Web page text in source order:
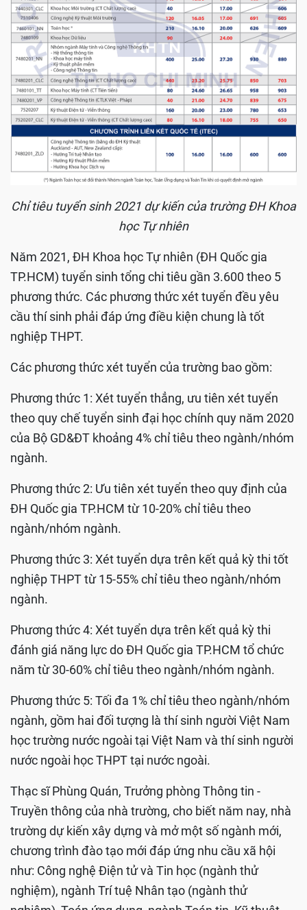
Chỉ tiêu tuyển sinh 2021 dự kiến của trường ĐH Khoa
học Tự nhiên
Năm 2021, ĐH Khoa học Tự nhiên (ĐH Quốc gia
TP.HCM) tuyển sinh tổng chi tiêu gần 3.600 theo 5
phương thức. Các phương thức xét tuyển đều yêu
cầu thí sinh phải đáp ứng điều kiện chung là tốt
nghiệp THPT.
Các phương thức xét tuyển của trường bao gồm:
Phương thức 1: Xét tuyển thẳng, ưu tiên xét tuyển
theo quy chế tuyển sinh đại học chính quy năm 2020
của Bộ GD&ĐT khoảng 4% chỉ tiêu theo ngành/nhóm
ngành.
Phương thức 2: Ưu tiên xét tuyển theo quy định của
ĐH Quốc gia TP.HCM từ 10-20% chỉ tiêu theo
ngành/nhóm ngành.
Phương thức 3: Xét tuyển dựa trên kết quả kỳ thi tốt
nghiệp THPT từ 15-55% chỉ tiêu theo ngành/nhóm
ngành.
Phương thức 4: Xét tuyển dựa trên kết quả kỳ thi
đánh giá năng lực do ĐH Quốc gia TP.HCM tổ chức
năm từ 30-60% chỉ tiêu theo ngành/nhóm ngành.
Phương thức 5: Tối đa 1% chỉ tiêu theo ngành/nhóm
ngành, gồm hai đối tượng là thí sinh người Việt Nam
học trường nước ngoài tại Việt Nam và thí sinh người
nước ngoài học THPT tại nước ngoài.
Thạc sĩ Phùng Quán, Trưởng phòng Thông tin -
Truyền thông của nhà trường, cho biết năm nay, nhà
trường dự kiến xây dựng và mở một số ngành mới,
chương trình đào tạo mới đáp ứng nhu cầu xã hội
như: Công nghệ Điện tử và Tin học (ngành thử
nghiệm), ngành Trí tuệ Nhân tạo (ngành thử